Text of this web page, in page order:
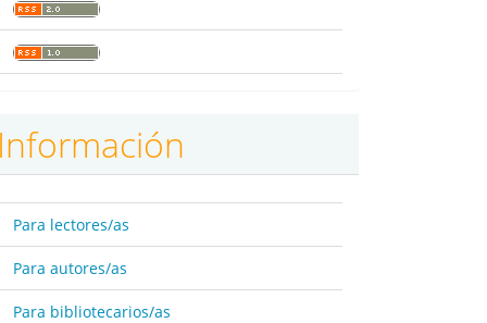
Para lectores/as
Para autores/as
Para bibliotecarios/as